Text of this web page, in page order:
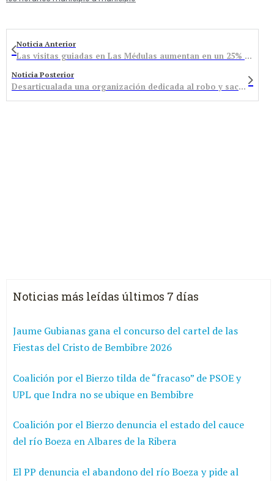
Noticia Anterior
Las visitas guiadas en Las Médulas aumentan en un 25% en mayo con respecto al pasado año
Noticia Posterior
Desarticualada una organización dedicada al robo y sacrificio irregular para consumo humano
Noticias más leídas últimos 7 días
Jaume Gubianas gana el concurso del cartel de las
Fiestas del Cristo de Bembibre 2026
Coalición por el Bierzo tilda de “fracaso” de PSOE y
UPL que Indra no se ubique en Bembibre
Coalición por el Bierzo denuncia el estado del cauce
del río Boeza en Albares de la Ribera
El PP denuncia el abandono del río Boeza y pide al